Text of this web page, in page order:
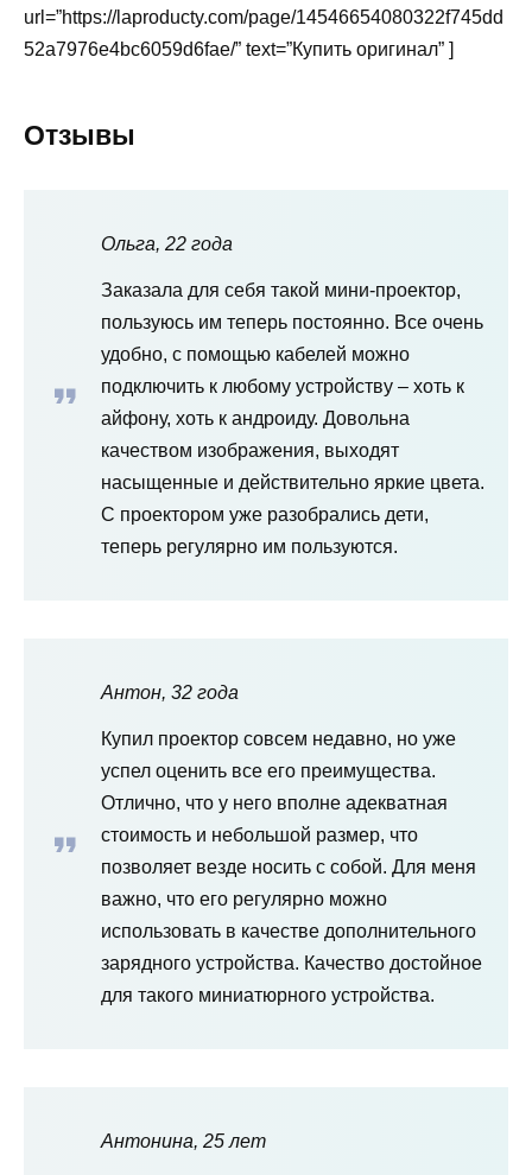
url=”https://laproducty.com/page/14546654080322f745dd
52a7976e4bc6059d6fae/” text=”Купить оригинал” ]
Отзывы
Ольга, 22 года
Заказала для себя такой мини-проектор,
пользуюсь им теперь постоянно. Все очень
удобно, с помощью кабелей можно
подключить к любому устройству – хоть к
айфону, хоть к андроиду. Довольна
качеством изображения, выходят
насыщенные и действительно яркие цвета.
С проектором уже разобрались дети,
теперь регулярно им пользуются.
Антон, 32 года
Купил проектор совсем недавно, но уже
успел оценить все его преимущества.
Отлично, что у него вполне адекватная
стоимость и небольшой размер, что
позволяет везде носить с собой. Для меня
важно, что его регулярно можно
использовать в качестве дополнительного
зарядного устройства. Качество достойное
для такого миниатюрного устройства.
Антонина, 25 лет